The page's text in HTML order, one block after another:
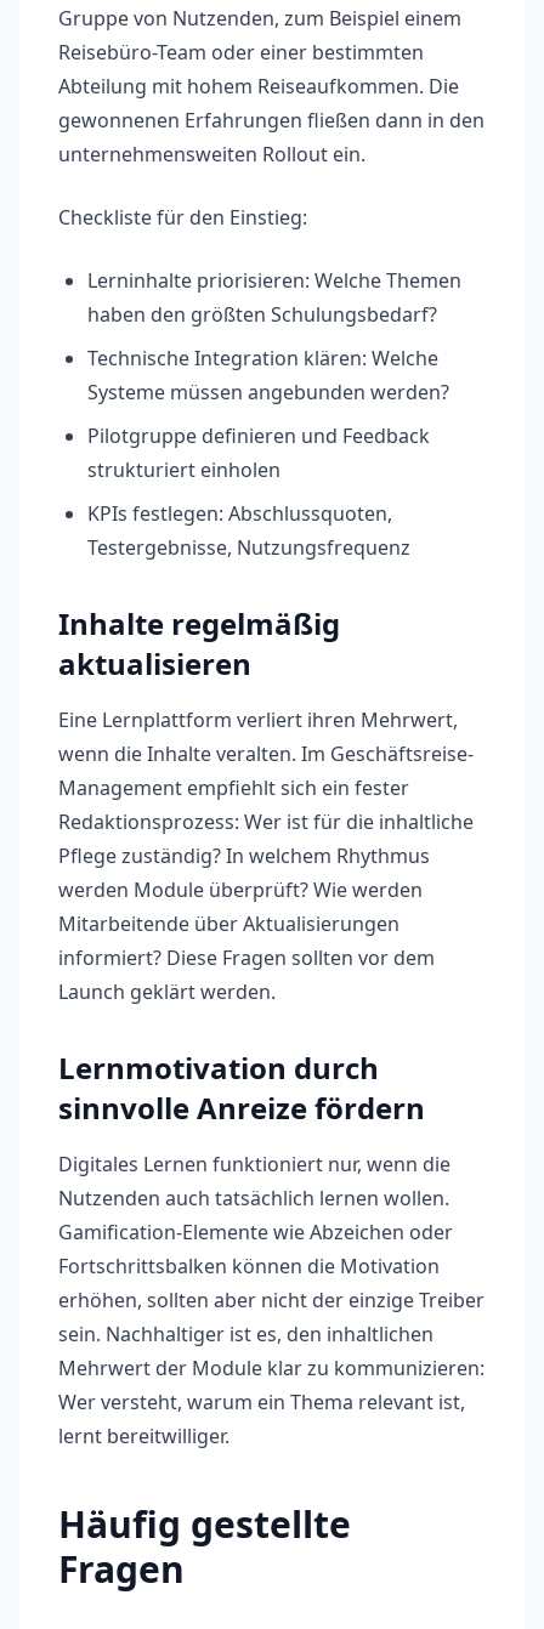
Gruppe von Nutzenden, zum Beispiel einem
Reisebüro-Team oder einer bestimmten
Abteilung mit hohem Reiseaufkommen. Die
gewonnenen Erfahrungen fließen dann in den
unternehmensweiten Rollout ein.
Checkliste für den Einstieg:
Lerninhalte priorisieren: Welche Themen
haben den größten Schulungsbedarf?
Technische Integration klären: Welche
Systeme müssen angebunden werden?
Pilotgruppe definieren und Feedback
strukturiert einholen
KPIs festlegen: Abschlussquoten,
Testergebnisse, Nutzungsfrequenz
Inhalte regelmäßig
aktualisieren
Eine Lernplattform verliert ihren Mehrwert,
wenn die Inhalte veralten. Im Geschäftsreise-
Management empfiehlt sich ein fester
Redaktionsprozess: Wer ist für die inhaltliche
Pflege zuständig? In welchem Rhythmus
werden Module überprüft? Wie werden
Mitarbeitende über Aktualisierungen
informiert? Diese Fragen sollten vor dem
Launch geklärt werden.
Lernmotivation durch
sinnvolle Anreize fördern
Digitales Lernen funktioniert nur, wenn die
Nutzenden auch tatsächlich lernen wollen.
Gamification-Elemente wie Abzeichen oder
Fortschrittsbalken können die Motivation
erhöhen, sollten aber nicht der einzige Treiber
sein. Nachhaltiger ist es, den inhaltlichen
Mehrwert der Module klar zu kommunizieren:
Wer versteht, warum ein Thema relevant ist,
lernt bereitwilliger.
Häufig gestellte
Fragen